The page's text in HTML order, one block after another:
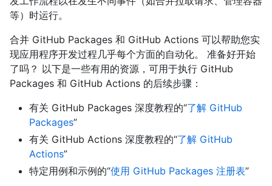
等）时运行。
合并 GitHub Packages 和 GitHub Actions 可以帮助您实
现应用程序开发过程几乎每个方面的自动化。 准备好开始
了吗？ 以下是一些有用的资源，可用于执行 GitHub
Packages 和 GitHub Actions 的后续步骤：
有关 GitHub Packages 深度教程的“了解 GitHub
Packages”
有关 GitHub Actions 深度教程的“了解 GitHub
Actions”
特定用例和示例的“使用 GitHub Packages 注册表”